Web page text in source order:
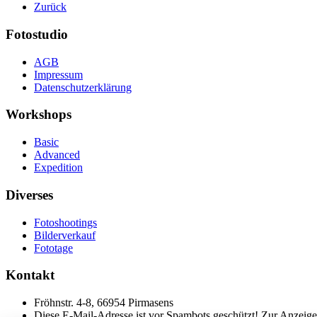
Zurück
Fotostudio
AGB
Impressum
Datenschutzerklärung
Workshops
Basic
Advanced
Expedition
Diverses
Fotoshootings
Bilderverkauf
Fototage
Kontakt
Fröhnstr. 4-8, 66954 Pirmasens